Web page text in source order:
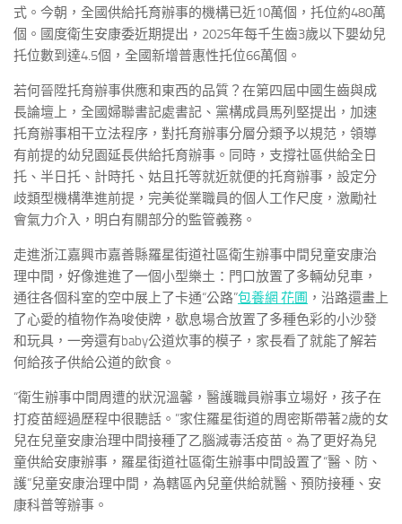
式。今朝，全國供給托育辦事的機構已近10萬個，托位約480萬
個。國度衛生安康委近期提出，2025年每千生齒3歲以下嬰幼兒
托位數到達4.5個，全國新增普惠性托位66萬個。
若何晉陞托育辦事供應和東西的品質？在第四屆中國生齒與成
長論壇上，全國婦聯書記處書記、黨構成員馬列堅提出，加速
托育辦事相干立法程序，對托育辦事分層分類予以規范，領導
有前提的幼兒園延長供給托育辦事。同時，支撐社區供給全日
托、半日托、計時托、姑且托等就近就便的托育辦事，設定分
歧類型機構準進前提，完美從業職員的個人工作尺度，激勵社
會氣力介入，明白有關部分的監管義務。
走進浙江嘉興市嘉善縣羅星街道社區衛生辦事中間兒童安康治
理中間，好像進進了一個小型樂土：門口放置了多輛幼兒車，
通往各個科室的空中展上了卡通“公路”包養網 花圃 ，沿路還畫上
了心愛的植物作為唆使牌，歇息場合放置了多種色彩的小沙發
和玩具，一旁還有baby公道炊事的模子，家長看了就能了解若
何給孩子供給公道的飲食。
“衛生辦事中間周遭的狀況溫馨，醫護職員辦事立場好，孩子在
打疫苗經過歷程中很聽話。”家住羅星街道的周密斯帶著2歲的女
兒在兒童安康治理中間接種了乙腦減毒活疫苗。為了更好為兒
童供給安康辦事，羅星街道社區衛生辦事中間設置了“醫、防、
護”兒童安康治理中間，為轄區內兒童供給就醫、預防接種、安
康科普等辦事。